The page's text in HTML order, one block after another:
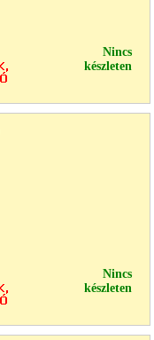
Nincs
készleten
Nincs
készleten